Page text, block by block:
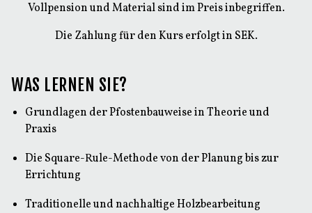
Vollpension und Material sind im Preis inbegriffen.
Die Zahlung für den Kurs erfolgt in SEK.
WAS LERNEN SIE?
Grundlagen der Pfostenbauweise in Theorie und
Praxis
Die Square-Rule-Methode von der Planung bis zur
Errichtung
Traditionelle und nachhaltige Holzbearbeitung